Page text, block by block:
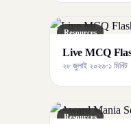
Resources
Live MCQ Flash
২৮ জুলাই ২০২৬·১ মিনিট
Resources